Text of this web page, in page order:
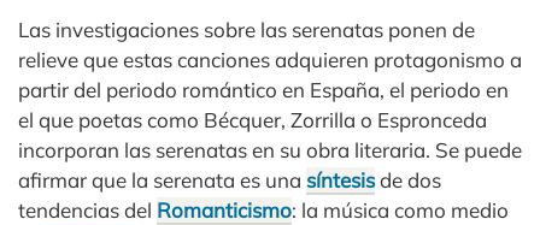
Las investigaciones sobre las serenatas ponen de
relieve que estas canciones adquieren protagonismo a
partir del periodo romántico en España, el periodo en
el que poetas como Bécquer, Zorrilla o Espronceda
incorporan las serenatas en su obra literaria. Se puede
afirmar que la serenata es una síntesisde dos
tendencias del Romanticismo: la música como medio